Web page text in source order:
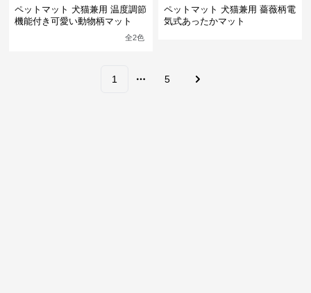
ペットマット 犬猫兼用 温度調節
機能付き可愛い動物柄マット
全2色
ペットマット 犬猫兼用 薔薇柄電
気式あったかマット
1
More pages
5